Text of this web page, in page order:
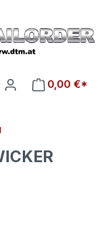
hast 0 Produkte auf
0,00 €*